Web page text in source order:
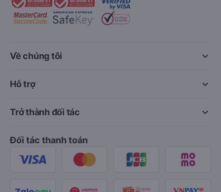
keyboard_arrow_down
Về chúng tôi
keyboard_arrow_down
Hỗ trợ
keyboard_arrow_down
Trở thành đối tác
Đối tác thanh toán